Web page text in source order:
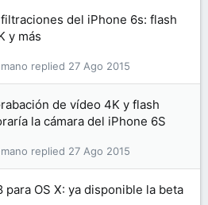
del iPhone 6s: flash
y más
27 Ago 2015
de vídeo 4K y flash
la cámara del iPhone 6S
27 Ago 2015
para OS X: ya disponible la beta